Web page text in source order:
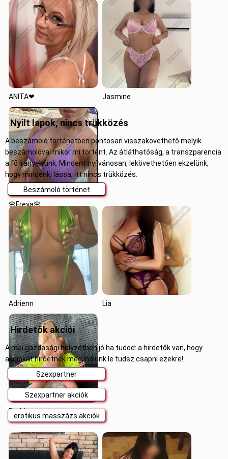
Dóri
ANITA❤ Jasmine
🌸Freya🌸
Nyilt lapok, nincs trükközés
A beszámoló történetben pontosan visszakövethető melyik
beszámolóval mikor mi történt. Az átláthatóság, a transzparencia
a fő irányelvünk. Mindent nyílvánosan, lekövethetően ekzelünk,
hogy mindenki lássa, itt nincs trükközés.
Beszámoló történet
Adrienn Lia
Barbi
Hirdetők akciói
A mai gazdasági helyzetben jó ha tudod: a hirdetők van, hogy
akciókat hirdetnek meg, nálunk le tudsz csapni ezekre!
Szexpartner
Szexpartner akciók
erotikus masszázs akciók